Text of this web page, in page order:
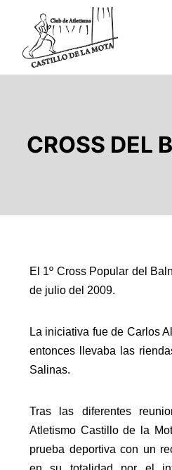
CROSS DEL
El 1º Cross Popular del
de julio del 2009.
La iniciativa fue de Carlos
entonces llevaba las
Salinas.
Tras las diferentes
Atletismo Castillo de la
prueba deportiva con un